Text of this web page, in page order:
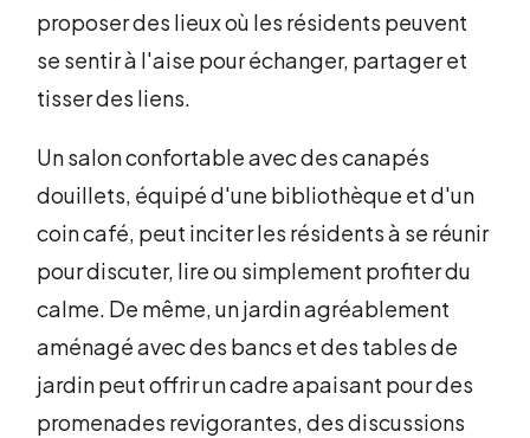
proposer des lieux où les résidents peuvent
se sentir à l'aise pour échanger, partager et
tisser des liens.
Un salon confortable avec des canapés
douillets, équipé d'une bibliothèque et d'un
coin café, peut inciter les résidents à se réunir
pour discuter, lire ou simplement profiter du
calme. De même, un jardin agréablement
aménagé avec des bancs et des tables de
jardin peut offrir un cadre apaisant pour des
promenades revigorantes, des discussions